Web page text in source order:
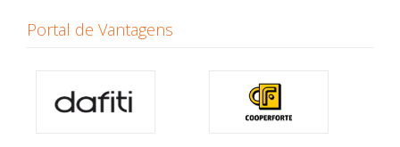
Portal de Vantagens